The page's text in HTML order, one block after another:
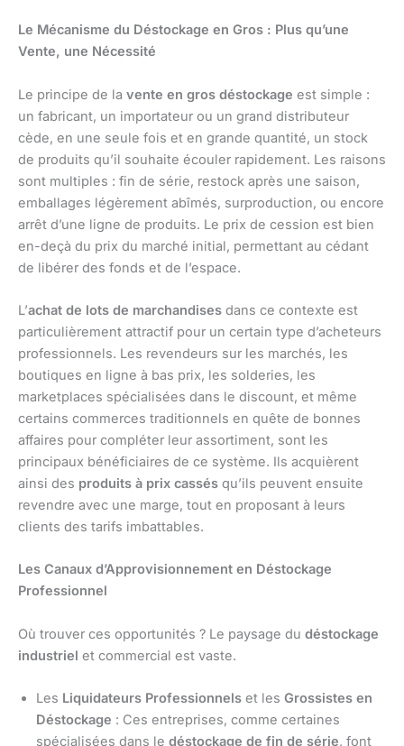
Le Mécanisme du Déstockage en Gros : Plus qu’une
Vente, une Nécessité
Le principe de la vente en gros déstockage est simple :
un fabricant, un importateur ou un grand distributeur
cède, en une seule fois et en grande quantité, un stock
de produits qu’il souhaite écouler rapidement. Les raisons
sont multiples : fin de série, restock après une saison,
emballages légèrement abîmés, surproduction, ou encore
arrêt d’une ligne de produits. Le prix de cession est bien
en-deçà du prix du marché initial, permettant au cédant
de libérer des fonds et de l’espace.
L’achat de lots de marchandises dans ce contexte est
particulièrement attractif pour un certain type d’acheteurs
professionnels. Les revendeurs sur les marchés, les
boutiques en ligne à bas prix, les solderies, les
marketplaces spécialisées dans le discount, et même
certains commerces traditionnels en quête de bonnes
affaires pour compléter leur assortiment, sont les
principaux bénéficiaires de ce système. Ils acquièrent
ainsi des produits à prix cassés qu’ils peuvent ensuite
revendre avec une marge, tout en proposant à leurs
clients des tarifs imbattables.
Les Canaux d’Approvisionnement en Déstockage
Professionnel
Où trouver ces opportunités ? Le paysage du déstockage
industriel et commercial est vaste.
Les Liquidateurs Professionnels et les Grossistes en
Déstockage : Ces entreprises, comme certaines
spécialisées dans le déstockage de fin de série, font